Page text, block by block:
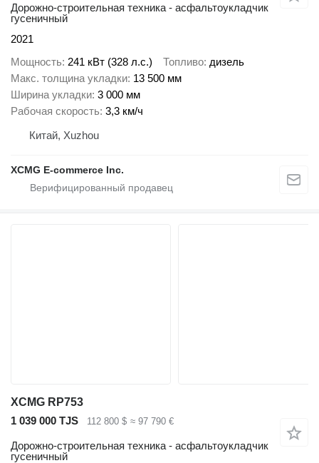
Дорожно-строительная техника - асфальтоукладчик
гусеничный
2021
Мощность 241 кВт (328 л.с.) Топливо дизель
Макс. толщина укладки 13 500 мм
Ширина укладки 3 000 мм
Рабочая скорость 3,3 км/ч
Китай, Xuzhou
XCMG E-commerce Inc.
XCMG RP753
1 039 000 TJS
112 800 $ ≈ 97 790 €
Дорожно-строительная техника - асфальтоукладчик
гусеничный